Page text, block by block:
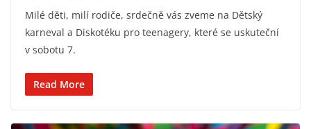
Milé děti, milí rodiče, srdečně vás zveme na Dětský
karneval a Diskotéku pro teenagery, které se uskuteční
v sobotu 7.
Read More